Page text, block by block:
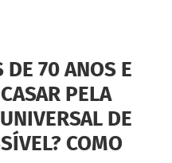
DE 70 ANOS E
PELA
DE
COMO